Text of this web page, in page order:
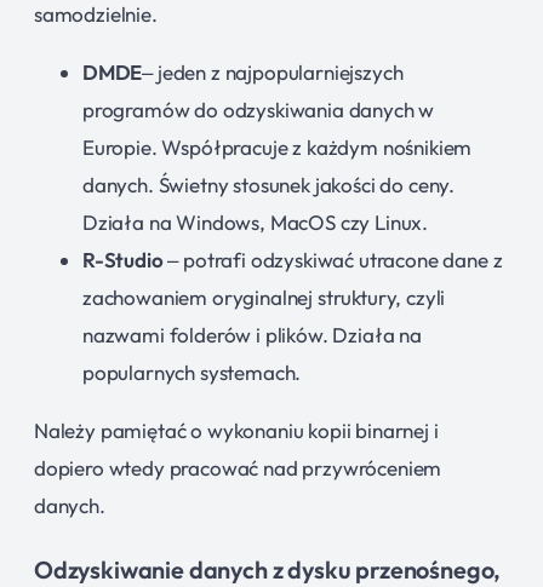
samodzielnie.
DMDE– jeden z najpopularniejszych
programów do odzyskiwania danych w
Europie. Współpracuje z każdym nośnikiem
danych. Świetny stosunek jakości do ceny.
Działa na Windows, MacOS czy Linux.
R-Studio– potrafi odzyskiwać utracone dane z
zachowaniem oryginalnej struktury, czyli
nazwami folderów i plików. Działa na
popularnych systemach.
Należy pamiętać o wykonaniu kopii binarnej i
dopiero wtedy pracować nad przywróceniem
danych.
Odzyskiwanie danych z dysku przenośnego,